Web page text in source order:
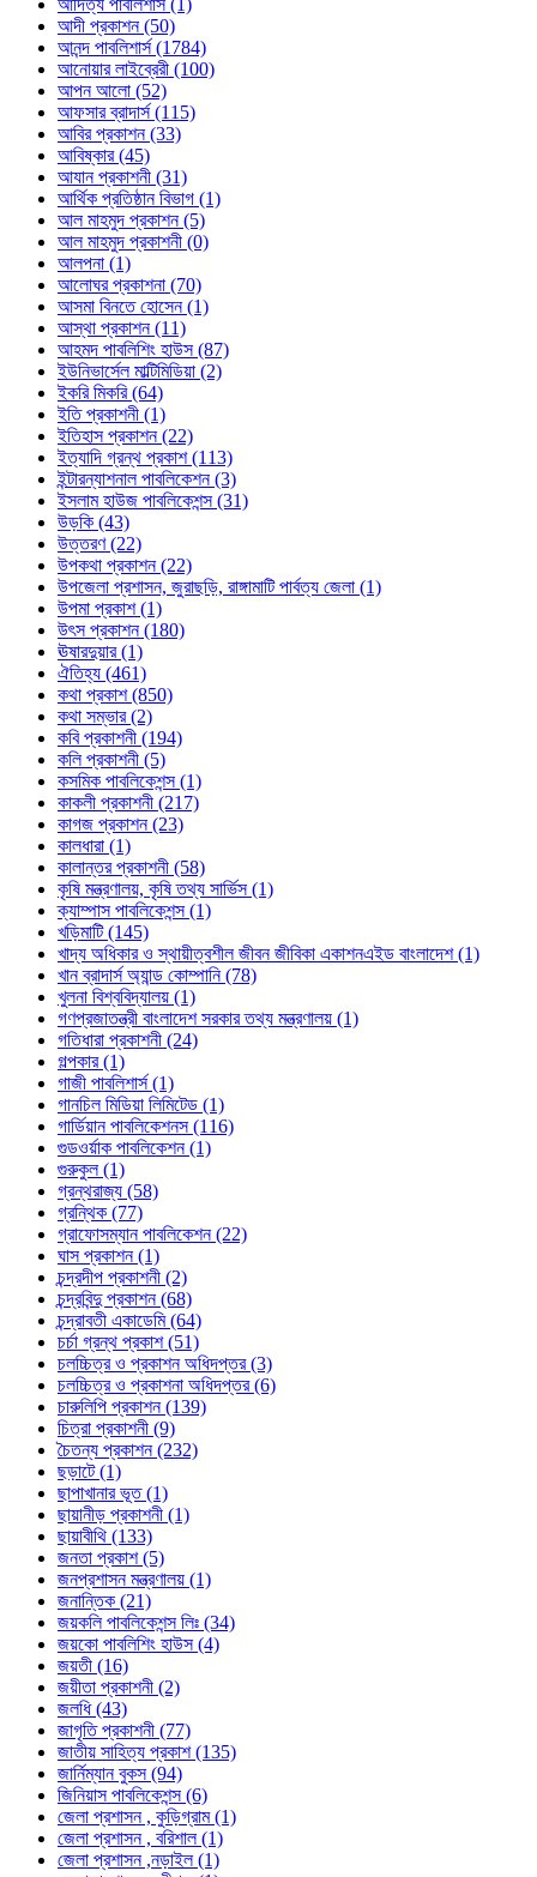
আদিত্য পাবলিশার্স (1)
আদী প্রকাশন (50)
আনন্দ পাবলিশার্স (1784)
আনোয়ার লাইব্রেরী (100)
আপন আলো (52)
আফসার ব্রাদার্স (115)
আবির প্রকাশন (33)
আবিষ্কার (45)
আযান প্রকাশনী (31)
আর্থিক প্রতিষ্ঠান বিভাগ (1)
আল মাহমুদ প্রকাশন (5)
আল মাহমুদ প্রকাশনী (0)
আলপনা (1)
আলোঘর প্রকাশনা (70)
আসমা বিনতে হোসেন (1)
আস্থা প্রকাশন (11)
আহমদ পাবলিশিং হাউস (87)
ইউনিভার্সেল মাল্টিমিডিয়া (2)
ইকরি মিকরি (64)
ইতি প্রকাশনী (1)
ইতিহাস প্রকাশন (22)
ইত্যাদি গ্রন্থ প্রকাশ (113)
ইন্টারন্যাশনাল পাবলিকেশন (3)
ইসলাম হাউজ পাবলিকেশন্স (31)
উড়কি (43)
উত্তরণ (22)
উপকথা প্রকাশন (22)
উপজেলা প্রশাসন, জুরাছড়ি, রাঙ্গামাটি পার্বত্য জেলা (1)
উপমা প্রকাশ (1)
উৎস প্রকাশন (180)
ঊষারদুয়ার (1)
ঐতিহ্য (461)
কথা প্রকাশ (850)
কথা সম্ভার (2)
কবি প্রকাশনী (194)
কলি প্রকাশনী (5)
কসমিক পাবলিকেশন্স (1)
কাকলী প্রকাশনী (217)
কাগজ প্রকাশন (23)
কালধারা (1)
কালান্তর প্রকাশনী (58)
কৃষি মন্ত্রণালয়, কৃষি তথ্য সার্ভিস (1)
ক্যাম্পাস পাবলিকেশন্স (1)
খড়িমাটি (145)
খাদ্য অধিকার ও স্থায়ীত্বশীল জীবন জীবিকা একাশনএইড বাংলাদেশ (1)
খান ব্রাদার্স অ্যান্ড কোম্পানি (78)
খুলনা বিশ্ববিদ্যালয় (1)
গণপ্রজাতন্ত্রী বাংলাদেশ সরকার তথ্য মন্ত্রণালয় (1)
গতিধারা প্রকাশনী (24)
গল্পকার (1)
গাজী পাবলিশার্স (1)
গানচিল মিডিয়া লিমিটেড (1)
গার্ডিয়ান পাবলিকেশনস (116)
গুডওর্য়াক পাবলিকেশন (1)
গুরুকুল (1)
গ্রন্থরাজ্য (58)
গ্রন্থিক (77)
গ্রাফোসম্যান পাবলিকেশন (22)
ঘাস প্রকাশন (1)
চন্দ্রদীপ প্রকাশনী (2)
চন্দ্রবিন্দু প্রকাশন (68)
চন্দ্রাবতী একাডেমি (64)
চর্চা গ্রন্থ প্রকাশ (51)
চলচ্চিত্র ও প্রকাশন অধিদপ্তর (3)
চলচ্চিত্র ও প্রকাশনা অধিদপ্তর (6)
চারুলিপি প্রকাশন (139)
চিত্রা প্রকাশনী (9)
চৈতন্য প্রকাশন (232)
ছড়াটে (1)
ছাপাখানার ভূত (1)
ছায়ানীড় প্রকাশনী (1)
ছায়াবীথি (133)
জনতা প্রকাশ (5)
জনপ্রশাসন মন্ত্রণালয় (1)
জনান্তিক (21)
জয়কলি পাবলিকেশন্স লিঃ (34)
জয়কো পাবলিশিং হাউস (4)
জয়তী (16)
জয়ীতা প্রকাশনী (2)
জলধি (43)
জাগৃতি প্রকাশনী (77)
জাতীয় সাহিত্য প্রকাশ (135)
জার্নিম্যান বুকস (94)
জিনিয়াস পাবলিকেশন্স (6)
জেলা প্রশাসন , কুড়িগ্রাম (1)
জেলা প্রশাসন , বরিশাল (1)
জেলা প্রশাসন ,নড়াইল (1)